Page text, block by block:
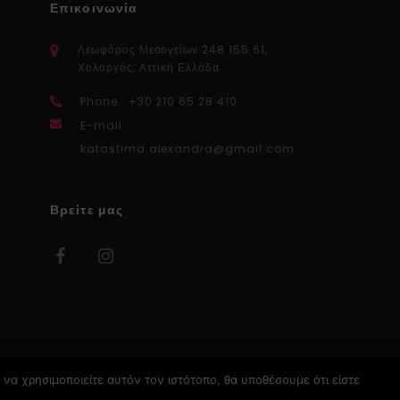
Επικοινωνία
Λεωφόρος Μεσογείων 248 155 61,
Χολαργός, Αττική Ελλάδα
Phone : +30 210 65 28 410
E-mail :
katastima.alexandra@gmail.com
Βρείτε μας
χρησιμοποιείτε αυτόν τον ιστότοπο, θα υποθέσουμε ότι είστε